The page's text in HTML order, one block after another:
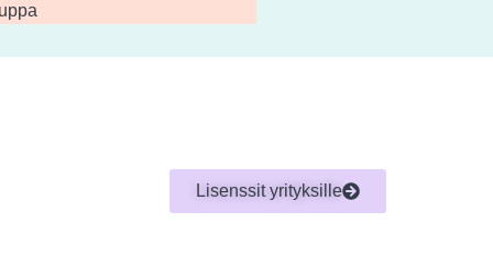
Lisenssit yrityksille